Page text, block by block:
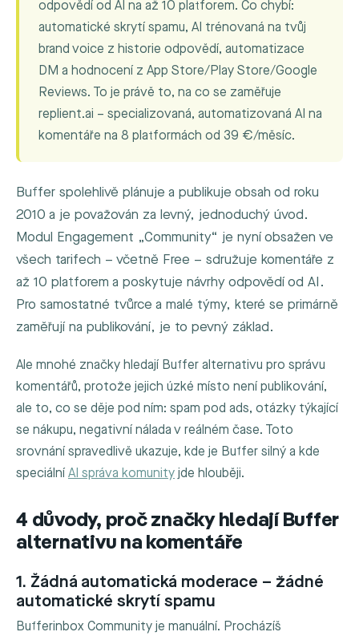
odpovědí od AI na až 10 platforem. Co chybí:
automatické skrytí spamu, AI trénovaná na tvůj
brand voice z historie odpovědí, automatizace
DM a hodnocení z App Store/Play Store/Google
Reviews. To je právě to, na co se zaměřuje
replient.ai – specializovaná, automatizovaná AI na
komentáře na 8 platformách od 39 €/měsíc.
Buffer spolehlivě plánuje a publikuje obsah od roku
2010 a je považován za levný, jednoduchý úvod.
Modul Engagement „Community“ je nyní obsažen ve
všech tarifech – včetně Free – sdružuje komentáře z
až 10 platforem a poskytuje návrhy odpovědí od AI.
Pro samostatné tvůrce a malé týmy, které se primárně
zaměřují na publikování, je to pevný základ.
Ale mnohé značky hledají Buffer alternativu pro správu
komentářů, protože jejich úzké místo není publikování,
ale to, co se děje pod ním: spam pod ads, otázky týkající
se nákupu, negativní nálada v reálném čase. Toto
srovnání spravedlivě ukazuje, kde je Buffer silný a kde
speciální AI správa komunity jde hlouběji.
4 důvody, proč značky hledají Buffer
alternativu na komentáře
1. Žádná automatická moderace – žádné
automatické skrytí spamu
Bufferinbox Community je manuální. Procházíš